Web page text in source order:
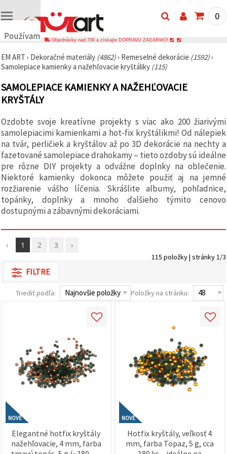
Používame
🍪
Používame
podobné
technológie,
aby sme
správne
fungovanie
webovej
stránky,
zlepšili váš
používateľský
zážitok a s
vaším
súhlasom
analyzovali
návštevnosť
a
zobrazovali
obsah a
reklamu, aj
s pomocou
pre
analytiku a
Môžete
kliknutím
na "Prijať
všetky!"
Alebo
môžete
v
Nastaveniach
výberom
daného
typu
súborov
0
Objednávky nad 70€ a získajte DOPRAVU ZADARMO!
EM ART › Dekoračné materiály (4862)› Remeselné dekorácie (1592)›
Samolepiace kamienky a nažehľovacie kryštáliky (115)
SAMOLEPIACE KAMIENKY A NAŽEHĽOVACIE
KRYŠTÁLY
Ozdobte svoje kreatívne projekty s viac ako 200 žiarivými
samolepiacimi kamienkami a hot-fix kryštálikmi! Od nálepiek
na tvár, perličiek a kryštálov až po 3D dekorácie na nechty a
fazetované samolepiace drahokamy – tieto ozdoby sú ideálne
pre rôzne DIY projekty a odvážne doplnky na oblečenie.
Niektoré kamienky dokonca môžete použiť aj na jemné
rozžiarenie vášho líčenia. Skrášlite albumy, pohľadnice,
topánky, doplnky a mnoho ďalšieho týmito cenovo
dostupnými a zábavnými dekoráciami.
‹ 1 2 3 ›
115 položky | stránky 1/3
FILTRE
Triediť podľa: Položky na stránku:
NOVÉ
Elegantné hotfix kryštály
nažehľovacie, 4 mm, farba
NOVÉ
Hotfix kryštály, veľkosť 4
mm, farba Topaz, 5 g, cca